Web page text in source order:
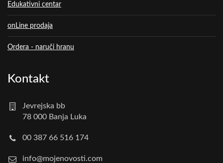
Edukativni centar
onLine prodaja
Ordera - naruči hranu
Kontakt
Jevrejska bb
78 000 Banja Luka
00 387 66 516 174
info@mojenovosti.com